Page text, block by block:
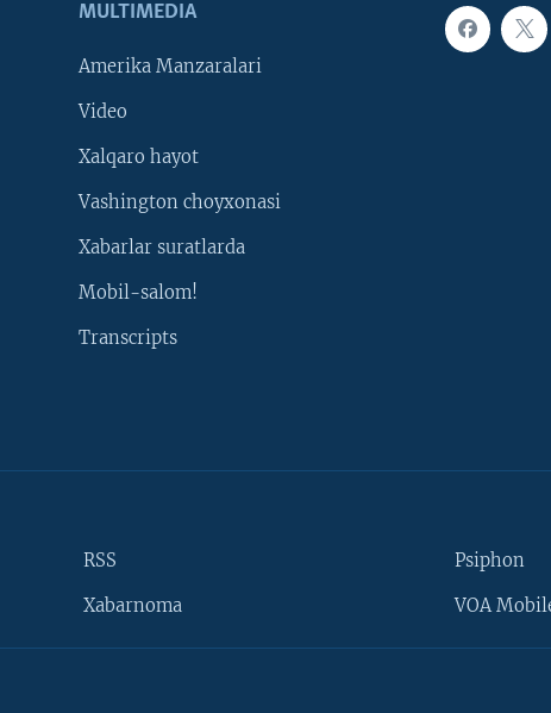
MULTIMEDIA
Amerika Manzaralari
Video
Xalqaro hayot
Vashington choyxonasi
Xabarlar suratlarda
Mobil-salom!
Transcripts
RSS
Xabarnoma
Psiphon
VOA